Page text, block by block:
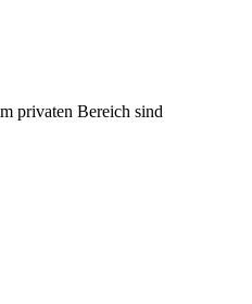
privaten Bereich sind